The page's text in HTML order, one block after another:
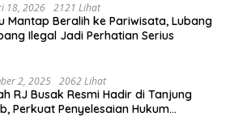
18, 2026 2121 Lihat
Mantap Beralih ke Pariwisata, Lubang
Ilegal Jadi Perhatian Serius
2, 2025 2062 Lihat
RJ Busak Resmi Hadir di Tanjung
Perkuat Penyelesaian Hukum